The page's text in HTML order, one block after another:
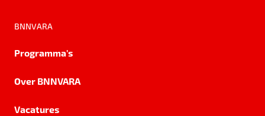
BNNVARA
Programma's
Over BNNVARA
Vacatures